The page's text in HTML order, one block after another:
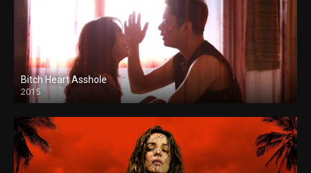
Bitch Heart Asshole
2015